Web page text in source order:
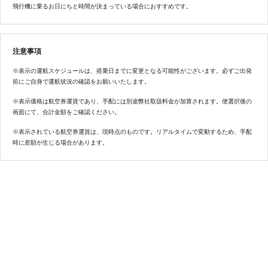
飛行機に乗るお日にちと時間が決まっている場合におすすめです。
注意事項
※表示の運航スケジュールは、搭乗日までに変更となる可能性がございます。必ずご出発
前にご自身で運航状況の確認をお願いいたします。
※表示価格は航空券運賃であり、手配には別途弊社取扱料金が加算されます。便選択後の
画面にて、合計金額をご確認ください。
※表示されている航空券運賃は、現時点のものです。リアルタイムで変動するため、手配
時に差額が生じる場合があります。